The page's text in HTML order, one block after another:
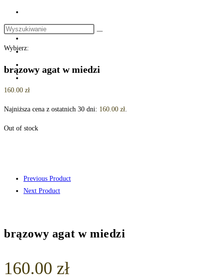
Search
website
Wybierz:
brązowy agat w miedzi
160.00 zł
Najniższa cena z ostatnich 30 dni: 160.00 zł.
Out of stock
Previous Product
Next Product
brązowy agat w miedzi
160.00 zł